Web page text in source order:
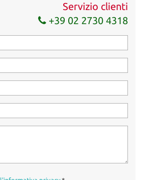
Servizio clienti
+39 02 2730 4318